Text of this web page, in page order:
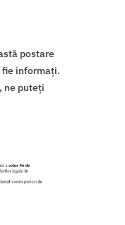
postare
fie informați.
ne puteți